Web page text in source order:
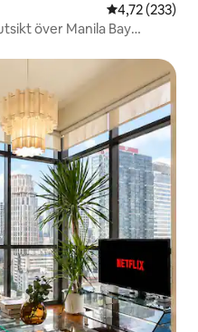
4,72 av 5 i
4,72 (233)
över Manila Bay